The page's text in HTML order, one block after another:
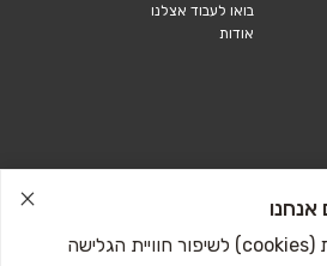
בואו לעבוד אצלנו
אודות
אנחנו
אנחנו משתמשים בעוגיות (cookies) לשיפור חוויית הגלישה